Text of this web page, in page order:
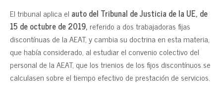
El tribunal aplica el auto del Tribunal de Justicia de la UE, de
15 de octubre de 2019, referido a dos trabajadoras fijas
discontínuas de la AEAT, y cambia su doctrina en esta materia,
que había considerado, al estudiar el convenio colectivo del
personal de la AEAT, que los trienios de los fijos discontínuos se
calculasen sobre el tiempo efectivo de prestación de servicios.